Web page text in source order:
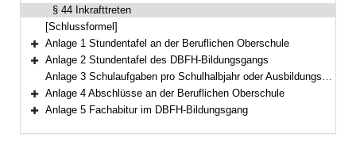
§ 44 Inkrafttreten
[Schlussformel]
Bereich erweitern
Anlage 1 Stundentafel an der Beruflichen Oberschule
Bereich erweitern
Anlage 2 Stundentafel des DBFH-Bildungsgangs
Anlage 3 Schulaufgaben pro Schulhalbjahr oder Ausbildungsabschnitt an der Beruflichen Oberschule
Bereich erweitern
Anlage 4 Abschlüsse an der Beruflichen Oberschule
Anlage 5 Fachabitur im DBFH-Bildungsgang